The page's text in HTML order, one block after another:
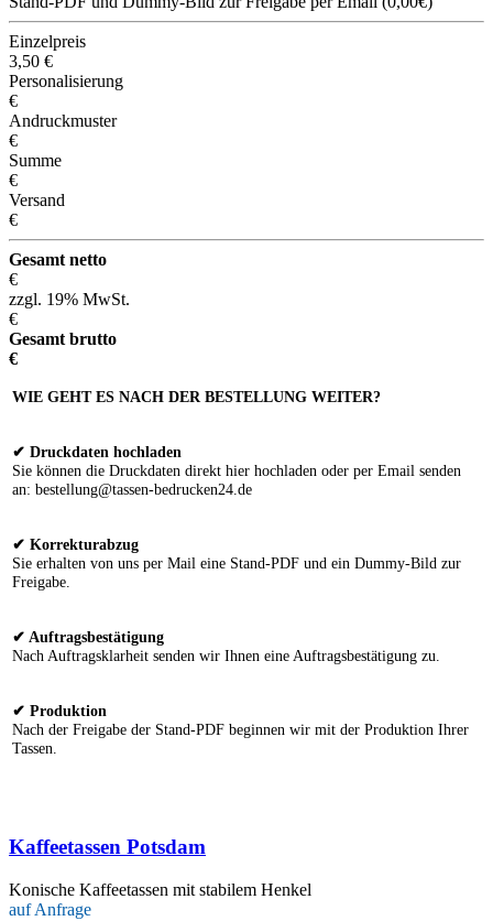
Einzelpreis
3,50 €
Personalisierung
€
Andruckmuster
€
Summe
€
Versand
€
Gesamt netto
€
zzgl. 19% MwSt.
€
Gesamt brutto
€
WIE GEHT ES NACH DER BESTELLUNG WEITER?
✔ Druckdaten hochladen
Sie können die Druckdaten direkt hier hochladen oder per Email senden
an: bestellung@tassen-bedrucken24.de
✔ Korrekturabzug
Sie erhalten von uns per Mail eine Stand-PDF und ein Dummy-Bild zur
Freigabe.
✔ Auftragsbestätigung
Nach Auftragsklarheit senden wir Ihnen eine Auftragsbestätigung zu.
✔ Produktion
Nach der Freigabe der Stand-PDF beginnen wir mit der Produktion Ihrer
Tassen.
Kaffeetassen Potsdam
Konische Kaffeetassen mit stabilem Henkel
auf Anfrage